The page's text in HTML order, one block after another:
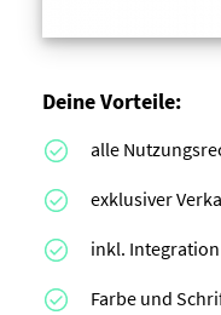
Deine Vorteile:
alle
exklusiver
inkl.
Farbe und